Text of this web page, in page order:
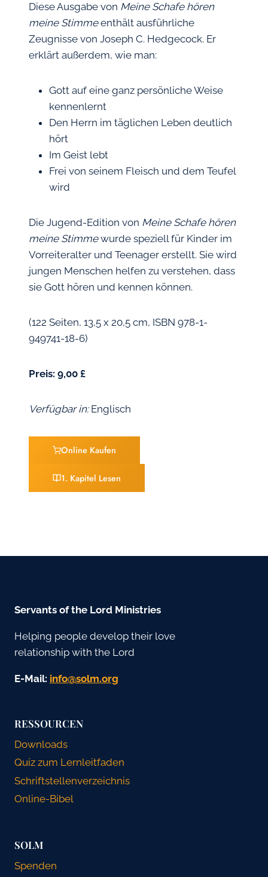
Diese Ausgabe von Meine Schafe hören
meine Stimmeenthält ausführliche
Zeugnisse von Joseph C. Hedgecock. Er
erklärt außerdem, wie man:
Gott auf eine ganz persönliche Weise
kennenlernt
Den Herrn im täglichen Leben deutlich
hört
Im Geist lebt
Frei von seinem Fleisch und dem Teufel
wird
Die Jugend-Edition von Meine Schafe hören
meine Stimmewurde speziell für Kinder im
Vorreiteralter und Teenager erstellt. Sie wird
jungen Menschen helfen zu verstehen, dass
sie Gott hören und kennen können.
(122 Seiten, 13,5 x 20,5 cm, ISBN 978-1-
949741-18-6)
Preis: 9,00 £
Verfügbar in:Englisch
Online Kaufen
1. Kapitel Lesen
Servants of the Lord Ministries
Helping people develop their love
relationship with the Lord
E-Mail: gro.mlos@ofni
RESSOURCEN
Downloads
Quiz zum Lernleitfaden
Schriftstellenverzeichnis
Online-Bibel
SOLM
Spenden